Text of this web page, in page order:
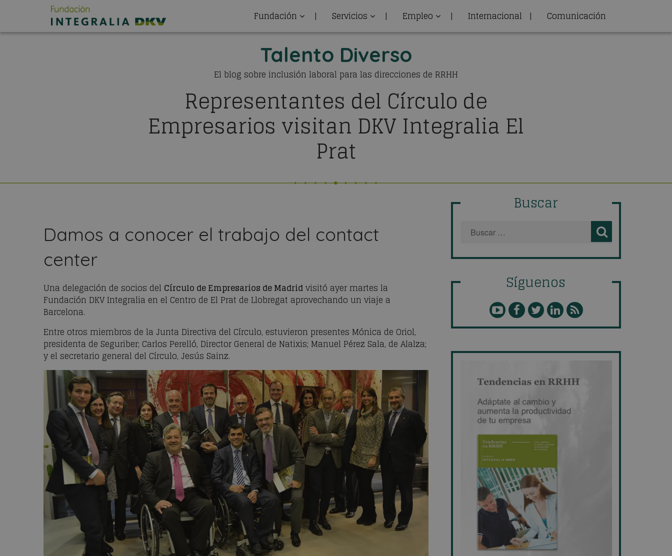
Fundación | Servicios | Empleo | Internacional | Comunicación
Talento Diverso
El blog sobre inclusión laboral para las direcciones de RRHH
Representantes del Círculo de
Empresarios visitan DKV Integralia El
Prat
Damos a conocer el trabajo del contact
center
Una delegación de socios del Círculo de Empresarios de Madridvisitó ayer martes la
Fundación DKV Integralia en el Centro de El Prat de Llobregat aprovechando un viaje a
Barcelona.
Entre otros miembros de la Junta Directiva del Círculo, estuvieron presentes Mónica de Oriol,
presidenta de Seguriber; Carlos Perelló, Director General de Natixis; Manuel Pérez Sala, de Alalza;
y el secretario general del Círculo, Jesús Sainz.
Buscar
Síguenos